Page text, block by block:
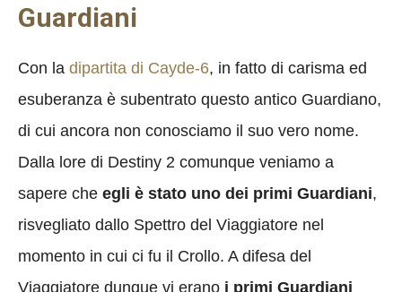
Guardiani
Con la dipartita di Cayde-6, in fatto di carisma ed
esuberanza è subentrato questo antico Guardiano,
di cui ancora non conosciamo il suo vero nome.
Dalla lore di Destiny 2 comunque veniamo a
sapere che egli è stato uno dei primi Guardiani,
risvegliato dallo Spettro del Viaggiatore nel
momento in cui ci fu il Crollo. A difesa del
Viaggiatore dunque vi erano i primi Guardiani